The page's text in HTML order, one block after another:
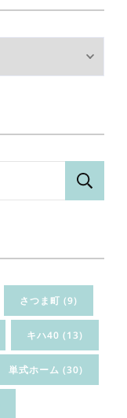
さつま町 (9)
キハ40 (13)
単式ホーム (30)